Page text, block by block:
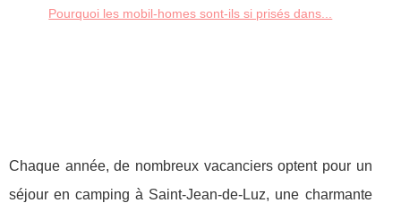
Pourquoi les mobil-homes sont-ils si prisés dans...
Chaque année, de nombreux vacanciers optent pour un
séjour en camping à Saint-Jean-de-Luz, une charmante